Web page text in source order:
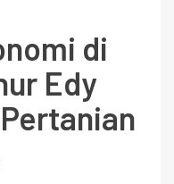
di
Edy